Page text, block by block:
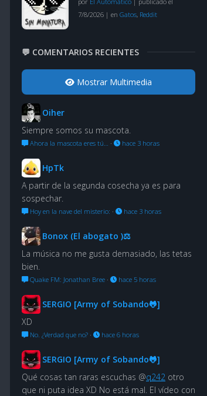
7/8/2026 | en Gatos, Reddit
💬 COMENTARIOS RECIENTES
Mostrar Multimedia
Oiher
Siempre somos su mascota.
Ahora la mascota eres tú… · hace 3 horas
HpTk
A partir de la segunda cosecha ya es para
sospechar.
Hoy en la nave del misterio: · hace 3 horas
Bonox (El abogato )⚖
La música no me gusta demasiado, las tetas
bien.
Quake FM: Jonathan Bree · hace 5 horas
SERGIO [Army of Sobando🐸]
XD
No. ¿Verdad que no? · hace 6 horas
SERGIO [Army of Sobando🐸]
Qué cosas tan raras escuchas @q242 otro
que ni puta idea XD No está mal. El vídeo con